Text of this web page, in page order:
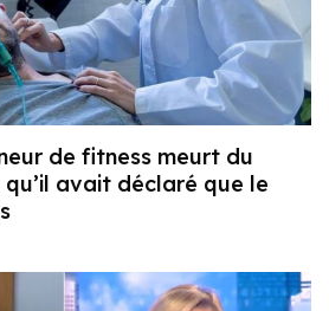
de fitness meurt du
avait déclaré que le